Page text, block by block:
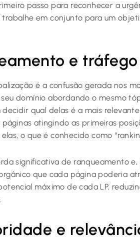
passo para reconhecer a
em conjunto para um
e
é a confusão gerada nos
domínio abordando o mesmo
qual delas é a mais
atingindo as primeiras
o que é conhecido como
significativa de ranqueamento
que cada página poderia
máximo de cada LP,
e